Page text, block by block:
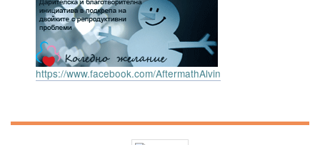
https://www.facebook.com/AftermathAlvin